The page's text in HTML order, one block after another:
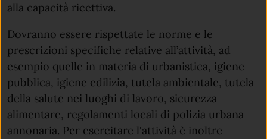
alla capacità ricettiva.
Dovranno essere rispettate le norme e le
prescrizioni specifiche relative all’attività, ad
esempio quelle in materia di urbanistica, igiene
pubblica, igiene edilizia, tutela ambientale, tutela
della salute nei luoghi di lavoro, sicurezza
alimentare, regolamenti locali di polizia urbana
annonaria. Per esercitare l'attività è inoltre